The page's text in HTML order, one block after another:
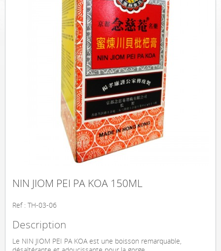
NIN JIOM PEI PA KOA 150ML
Ref : TH-03-06
Description
Le NIN JIOM PEI PA KOA est une boisson remarquable,